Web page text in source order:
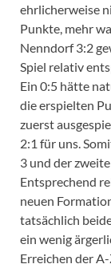
ehrlicherweise
Punkte, mehr
Nenndorf 3:2
Spiel relativ
Ein 0:5 hätte
die erspielten
zuerst
2:1 für uns.
3 und der
Entsprechend
neuen
tatsächlich
ein wenig
Erreichen der